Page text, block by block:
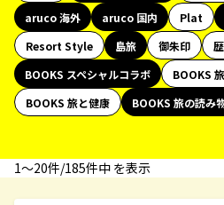
aruco 海外
aruco 国内 Plat
Resort Style
島旅 御朱印
BOOKS スペシャルコラボ
BOOKS
BOOKS 旅と健康
BOOKS 旅の読み
1〜20件/185件中 を表示